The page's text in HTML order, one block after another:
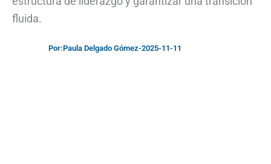
fluida.
Por:Paula Delgado Gómez-2025-11-11